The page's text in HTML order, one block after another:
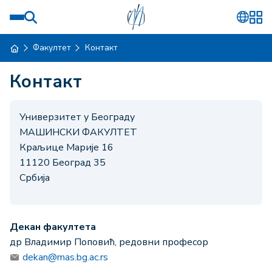
Факултет Контакт
Контакт
Универзитет у Београду
МАШИНСКИ ФАКУЛТЕТ
Краљице Марије 16
11120 Београд 35
Србија
Декан факултета
др Владимир Поповић, редовни професор
dekan@mas.bg.ac.rs